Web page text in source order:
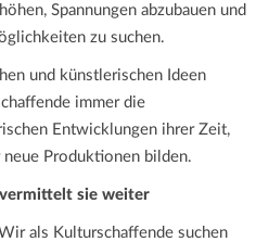
Spannungen abzubauen und
zu suchen.
und künstlerischen Ideen
immer die
Entwicklungen ihrer Zeit,
Produktionen bilden.
sie weiter
als Kulturschaffende suchen